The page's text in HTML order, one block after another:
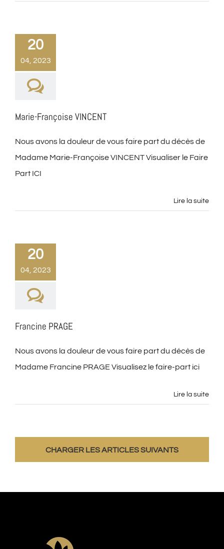
20
04, 2023
Marie-Françoise VINCENT
Nous avons la douleur de vous faire part du décès de
Madame Marie-Françoise VINCENT Visualiser le Faire
Part ICI
Lire la suite
20
04, 2023
Francine PRAGE
Nous avons la douleur de vous faire part du décès de
Madame Francine PRAGE Visualisez le faire-part ici
Lire la suite
CHARGER LES ARTICLES SUIVANTS